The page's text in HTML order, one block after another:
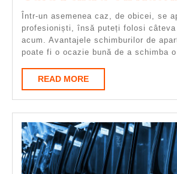
Într-un asemenea caz, de obicei, se
profesioniști, însă puteți folosi
acum. Avantajele schimburilor de
poate fi o ocazie bună de a schimba o
READ MOREREAD
MORE